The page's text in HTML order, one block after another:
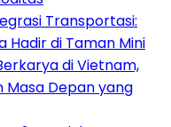
Transportasi:
Hadir di Taman Mini
di Vietnam,
Masa Depan yang